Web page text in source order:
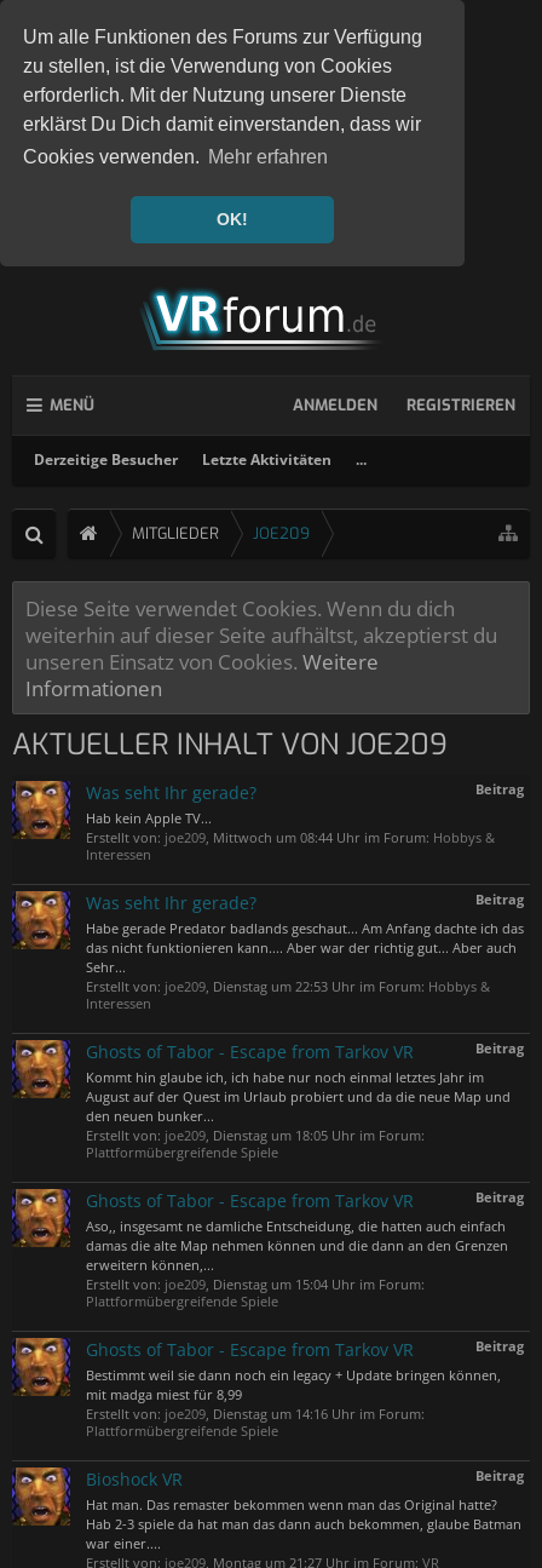
Um alle Funktionen des Forums zur Verfügung
zu stellen, ist die Verwendung von Cookies
erforderlich. Mit der Nutzung unserer Dienste
erklärst Du Dich damit einverstanden, dass wir
Cookies verwenden. Mehr erfahren
OK!
MENÜ
Derzeitige Besucher Letzte Aktivitäten ...
ANMELDEN REGISTRIEREN
MITGLIEDER JOE209
Diese Seite verwendet Cookies. Wenn du dich
weiterhin auf dieser Seite aufhältst, akzeptierst du
unseren Einsatz von Cookies. Weitere
Informationen
AKTUELLER INHALT VON JOE209
Beitrag
Was seht Ihr gerade?
Hab kein Apple TV...
Erstellt von: joe209, Mittwoch um 08:44 Uhr im Forum: Hobbys &
Interessen
Beitrag
Was seht Ihr gerade?
Habe gerade Predator badlands geschaut... Am Anfang dachte ich das
das nicht funktionieren kann.... Aber war der richtig gut... Aber auch
Sehr...
Erstellt von: joe209, Dienstag um 22:53 Uhr im Forum: Hobbys &
Interessen
Beitrag
Ghosts of Tabor - Escape from Tarkov VR
Kommt hin glaube ich, ich habe nur noch einmal letztes Jahr im
August auf der Quest im Urlaub probiert und da die neue Map und
den neuen bunker...
Erstellt von: joe209, Dienstag um 18:05 Uhr im Forum:
Plattformübergreifende Spiele
Beitrag
Ghosts of Tabor - Escape from Tarkov VR
Aso,, insgesamt ne damliche Entscheidung, die hatten auch einfach
damas die alte Map nehmen können und die dann an den Grenzen
erweitern können,...
Erstellt von: joe209, Dienstag um 15:04 Uhr im Forum:
Plattformübergreifende Spiele
Beitrag
Ghosts of Tabor - Escape from Tarkov VR
Bestimmt weil sie dann noch ein legacy + Update bringen können,
mit madga miest für 8,99
Erstellt von: joe209, Dienstag um 14:16 Uhr im Forum:
Plattformübergreifende Spiele
Beitrag
Bioshock VR
Hat man. Das remaster bekommen wenn man das Original hatte?
Hab 2-3 spiele da hat man das dann auch bekommen, glaube Batman
war einer....
Erstellt von: joe209, Montag um 21:27 Uhr im Forum: VR